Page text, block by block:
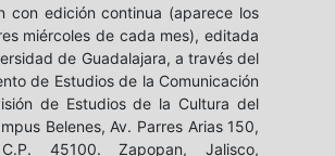
con edición continua (aparece los
miércoles de cada mes), editada
de Guadalajara, a través del
de Estudios de la Comunicación
de Estudios de la Cultura del
Belenes, Av. Parres Arias 150,
45100. Zapopan, Jalisco,